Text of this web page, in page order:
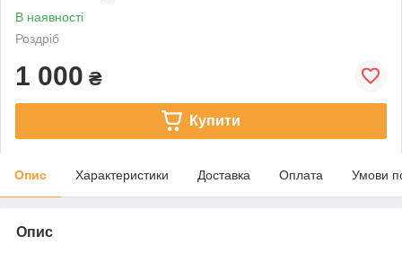
В наявності
Роздріб
1 000 ₴
Купити
Опис Характеристики Доставка Оплата Умови
Опис